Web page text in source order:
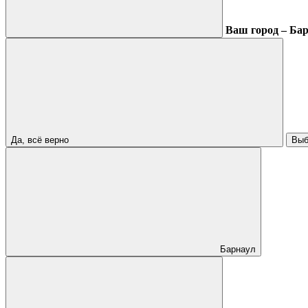
Ваш город –
Да, всё верно
Барнаул